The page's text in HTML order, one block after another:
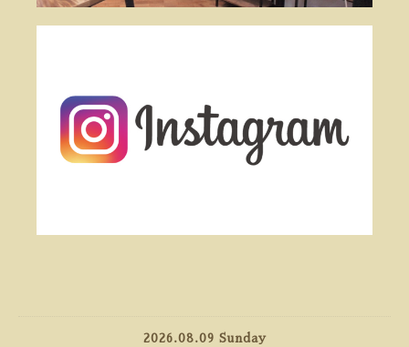
2026.08.09 Sunday